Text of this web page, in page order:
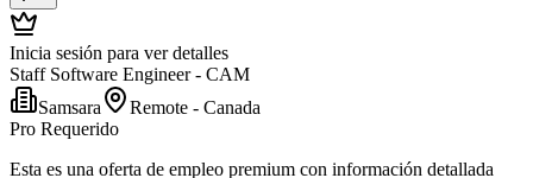
Inicia sesión para ver detalles
Staff Software Engineer - CAM
Samsara
Remote - Canada
Pro Requerido
Esta es una oferta de empleo premium con información detallada